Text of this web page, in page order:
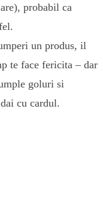
probabil ca
un produs, il
te face fericita – dar
goluri si
cu cardul.